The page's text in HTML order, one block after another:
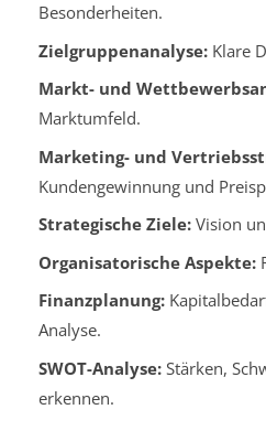
Besonderheiten.
Zielgruppenanalyse:Klare
Markt- und
Marktumfeld.
Marketing- und
Kundengewinnung und
Strategische Ziele:Vision
Organisatorische Aspekte:
Finanzplanung:
Analyse.
SWOT-Analyse:Stärken,
erkennen.